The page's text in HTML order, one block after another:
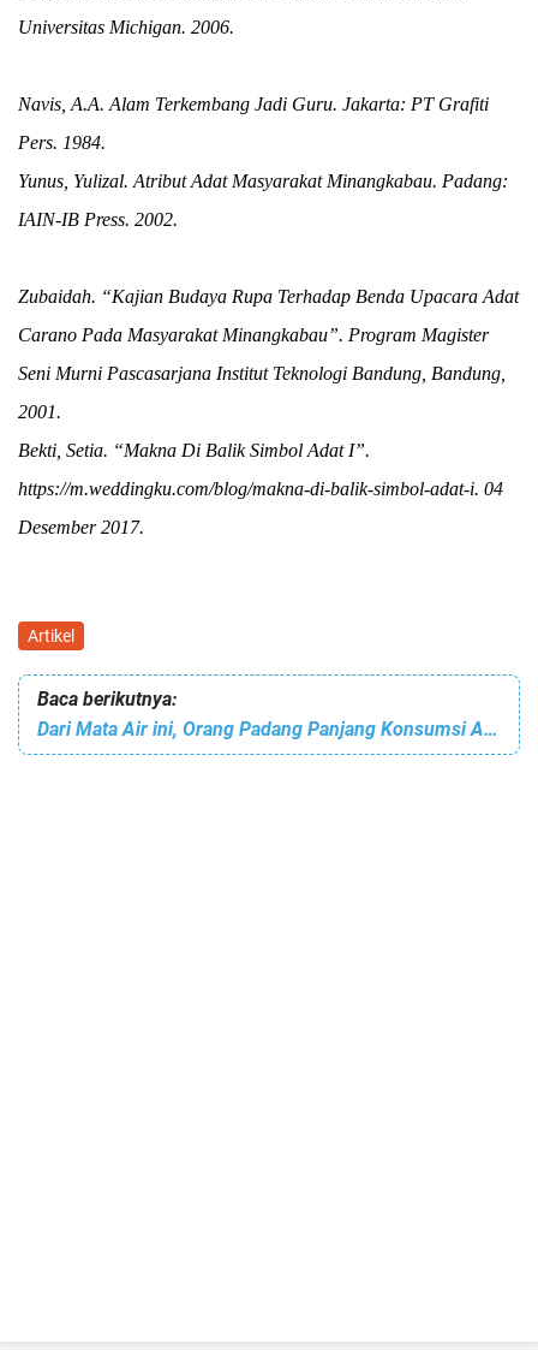
Universitas Michigan. 2006.
Navis, A.A. Alam Terkembang Jadi Guru. Jakarta: PT Grafiti
Pers. 1984.
Yunus, Yulizal. Atribut Adat Masyarakat Minangkabau. Padang:
IAIN-IB Press. 2002.
Zubaidah. “Kajian Budaya Rupa Terhadap Benda Upacara Adat
Carano Pada Masyarakat Minangkabau”. Program Magister
Seni Murni Pascasarjana Institut Teknologi Bandung, Bandung,
2001.
Bekti, Setia. “Makna Di Balik Simbol Adat I”.
https://m.weddingku.com/blog/makna-di-balik-simbol-adat-i. 04
Desember 2017.
Artikel
Baca berikutnya:
Dari Mata Air ini, Orang Padang Panjang Konsumsi Air Minum